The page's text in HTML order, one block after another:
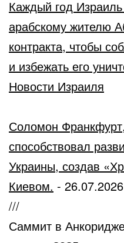
Каждый год
арабскому жителю
контракта, чтобы
и избежать его
Новости Израиля
Соломон
способствовал
Украины, создав
Киевом. - 26.07.2026
///
Саммит в